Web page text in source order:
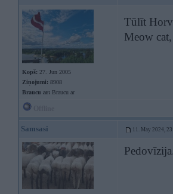
Kopš: 27. Jun 2005
Ziņojumi: 8908
Braucu ar: Braucu ar
Tūlīt
Meow
Samsasi 11. May 2024,